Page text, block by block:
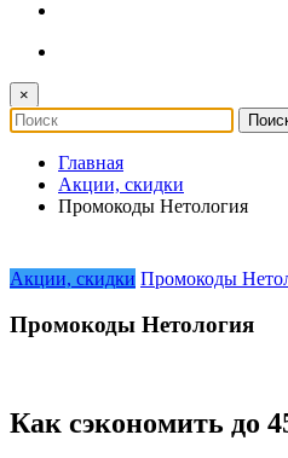
×
Главная
Акции, скидки
Промокоды Нетология
Акции, скидки Промокоды
Промокоды Нетология
Как сэкономить до